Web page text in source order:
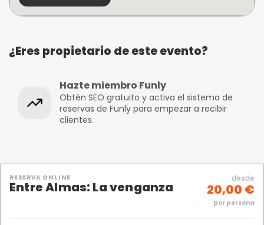
¿Eres propietario de este evento?
Hazte miembro Funly
Obtén SEO gratuito y activa el sistema de
reservas de Funly para empezar a recibir
clientes.
RESERVA ONLINE
Entre Almas: La venganza
desde
20,00 €
por persona